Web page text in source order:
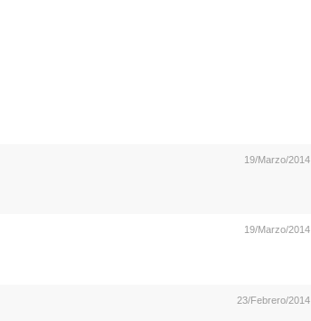
19/Marzo/2014
19/Marzo/2014
23/Febrero/2014